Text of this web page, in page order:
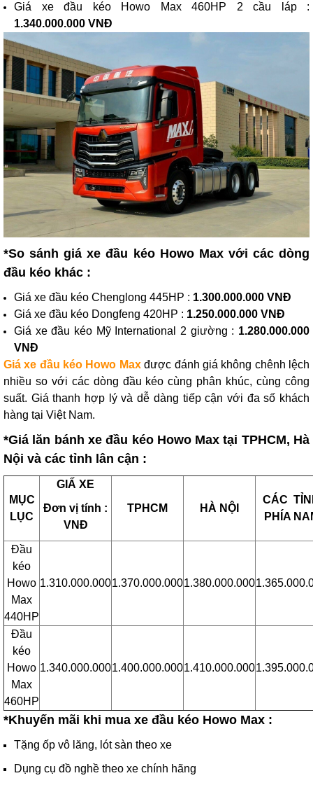
Giá xe đầu kéo Howo Max 460HP 2 cầu láp :
1.340.000.000 VNĐ
*So sánh giá xe đầu kéo Howo Max với các dòng
đầu kéo khác :
Giá xe đầu kéo Chenglong 445HP : 1.300.000.000 VNĐ
Giá xe đầu kéo Dongfeng 420HP : 1.250.000.000 VNĐ
Giá xe đầu kéo Mỹ International 2 giường : 1.280.000.000
VNĐ
Giá xe đầu kéo Howo Maxđược đánh giá không chênh lệch
nhiều so với các dòng đầu kéo cùng phân khúc, cùng công
suất. Giá thanh hợp lý và dễ dàng tiếp cận với đa số khách
hàng tại Việt Nam.
*Giá lăn bánh xe đầu kéo Howo Max tại TPHCM, Hà
Nội và các tỉnh lân cận :
MỤC
LỤC
GIẤ XE
Đơn vị tính :
VNĐ
TPHCM HÀ NỘI
CÁC
PHÍA
Đầu
kéo
Howo
Max
440HP
1.310.000.0001.370.000.0001.380.000.000
Đầu
kéo
Howo
Max
460HP
1.340.000.0001.400.000.0001.410.000.000
*Khuyến mãi khi mua xe đầu kéo Howo Max :
Tặng ốp vô lăng, lót sàn theo xe
Dụng cụ đồ nghề theo xe chính hãng